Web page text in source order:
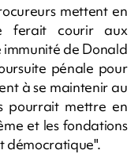
mettent en
ferait courir aux
immunité de Donald
pénale pour
à se maintenir au
pourrait mettre en
et les fondations
démocratique".